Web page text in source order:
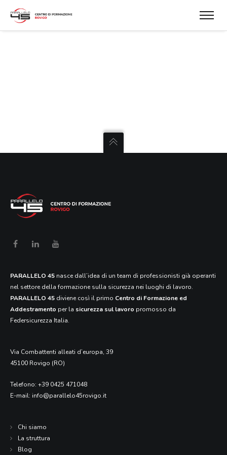
PARALLELO 45 nasce dall’idea di un team di professionisti già operanti
nel settore della formazione sulla sicurezza nei luoghi di lavoro.
PARALLELO 45 diviene così il primo Centro di Formazione ed
Addestramento per la sicurezza sul lavoro promosso da
Federsicurezza Italia.
Via Combattenti alleati d’europa, 39
45100 Rovigo (RO)
Telefono: +39 0425 471048
E-mail: info@parallelo45rovigo.it
Chi siamo
La struttura
Blog